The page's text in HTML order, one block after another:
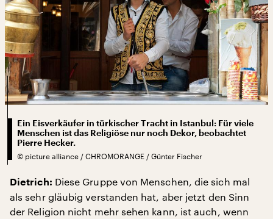
Ein Eisverkäufer in türkischer Tracht in Istanbul: Für viele
Menschen ist das Religiöse nur noch Dekor, beobachtet
Pierre Hecker.
© picture alliance / CHROMORANGE / Günter Fischer
Dietrich: Diese Gruppe von Menschen, die sich mal
als sehr gläubig verstanden hat, aber jetzt den Sinn
der Religion nicht mehr sehen kann, ist auch, wenn